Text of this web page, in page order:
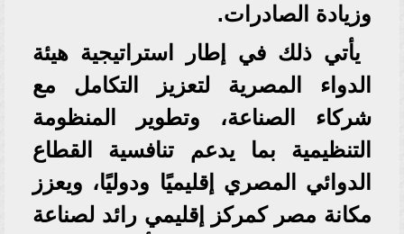
وزيادة الصادرات.
يأتي ذلك في إطار استراتيجية هيئة
الدواء المصرية لتعزيز التكامل مع
شركاء الصناعة، وتطوير المنظومة
التنظيمية بما يدعم تنافسية القطاع
الدوائي المصري إقليميًا ودوليًا، ويعزز
مكانة مصر كمركز إقليمي رائد لصناعة